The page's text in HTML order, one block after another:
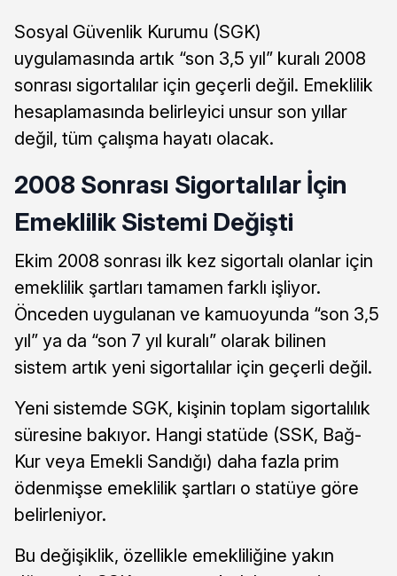
Sosyal Güvenlik Kurumu (SGK)
uygulamasında artık “son 3,5 yıl” kuralı 2008
sonrası sigortalılar için geçerli değil. Emeklilik
hesaplamasında belirleyici unsur son yıllar
değil, tüm çalışma hayatı olacak.
2008 Sonrası Sigortalılar İçin
Emeklilik Sistemi Değişti
Ekim 2008 sonrası ilk kez sigortalı olanlar için
emeklilik şartları tamamen farklı işliyor.
Önceden uygulanan ve kamuoyunda “son 3,5
yıl” ya da “son 7 yıl kuralı” olarak bilinen
sistem artık yeni sigortalılar için geçerli değil.
Yeni sistemde SGK, kişinin toplam sigortalılık
süresine bakıyor. Hangi statüde (SSK, Bağ-
Kur veya Emekli Sandığı) daha fazla prim
ödenmişse emeklilik şartları o statüye göre
belirleniyor.
Bu değişiklik, özellikle emekliliğine yakın